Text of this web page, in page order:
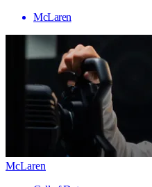
McLaren
McLaren